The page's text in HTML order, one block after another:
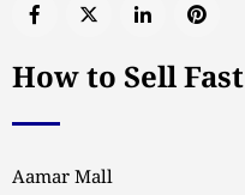
How to Sell Fast
Aamar Mall